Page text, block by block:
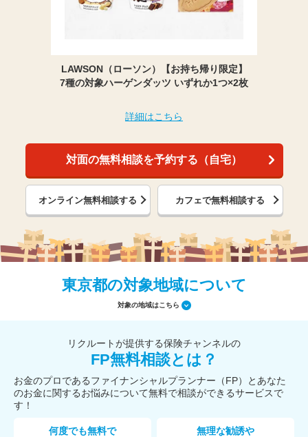
LAWSON（ローソン）【お持ち帰り限定】
7種の対象ハーゲンダッツ いずれか1つ×2枚
詳細はこちら
対面の無料相談を予約する（自宅）
オンライン無料相談する カフェで無料相談する
東京都の対象地域について
対象の地域はこちら
リクルートが提供する保険チャンネルの
FP無料相談とは？
お金のプロであるファイナンシャルプランナー（FP）とあなた
のお金に関するお悩みについて無料で相談ができるサービスで
す！
何度でも無料で
無理な勧誘や